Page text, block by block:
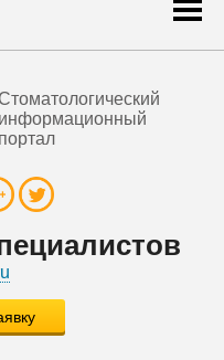
информационный
портал